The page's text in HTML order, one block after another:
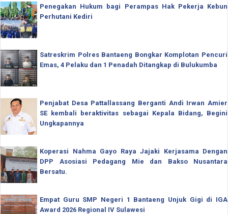
Penegakan Hukum bagi Perampas Hak Pekerja Kebun
Perhutani Kediri
Satreskrim Polres Bantaeng Bongkar Komplotan Pencuri
Emas, 4 Pelaku dan 1 Penadah Ditangkap di Bulukumba
Penjabat Desa Pattallassang Berganti Andi Irwan Amier
SE kembali beraktivitas sebagai Kepala Bidang, Begini
Ungkapannya
Koperasi Nahma Gayo Raya Jajaki Kerjasama Dengan
DPP Asosiasi Pedagang Mie dan Bakso Nusantara
Bersatu.
Empat Guru SMP Negeri 1 Bantaeng Unjuk Gigi di IGA
Award 2026 Regional IV Sulawesi